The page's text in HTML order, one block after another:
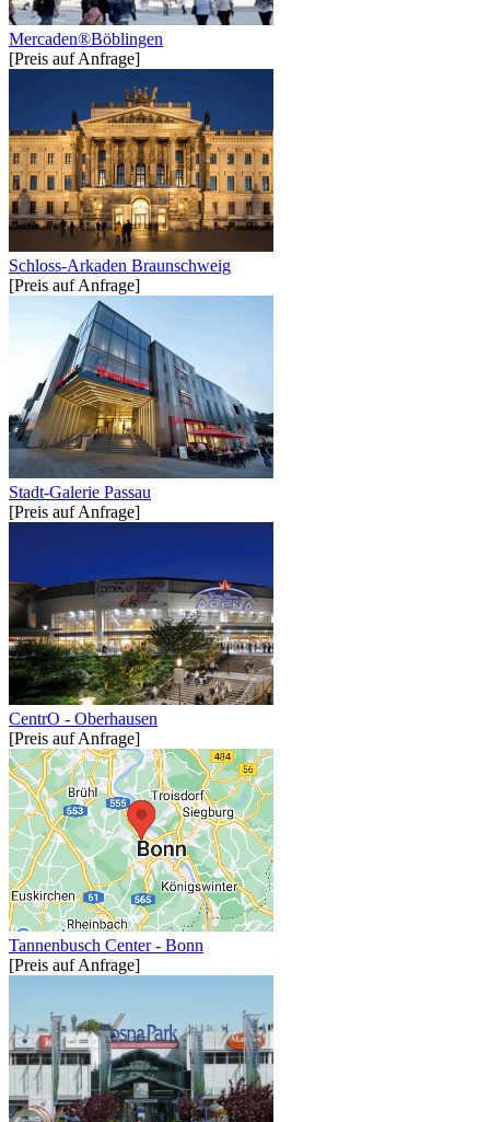
Mercaden®Böblingen
[Preis auf Anfrage]
Schloss-Arkaden Braunschweig
[Preis auf Anfrage]
Stadt-Galerie Passau
[Preis auf Anfrage]
CentrO - Oberhausen
[Preis auf Anfrage]
Tannenbusch Center - Bonn
[Preis auf Anfrage]